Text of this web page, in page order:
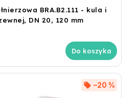
BRA.B2.111 - kula i
DN 20, 120 mm
Do koszyka
–20 %